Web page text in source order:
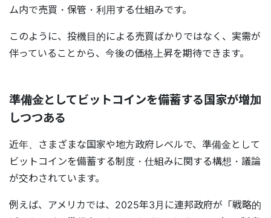
ム内で売買・保管・利用する仕組みです。
このように、投機目的による売買ばかりではなく、実需が
伴っていることから、今後の価格上昇を期待できます。
準備金としてビットコインを備蓄する国家が増加
しつつある
近年、さまざまな国家や地方政府レベルで、準備金として
ビットコインを備蓄する制度・仕組みに関する構想・議論
が交わされています。
例えば、アメリカでは、2025年3月に連邦政府が「戦略的